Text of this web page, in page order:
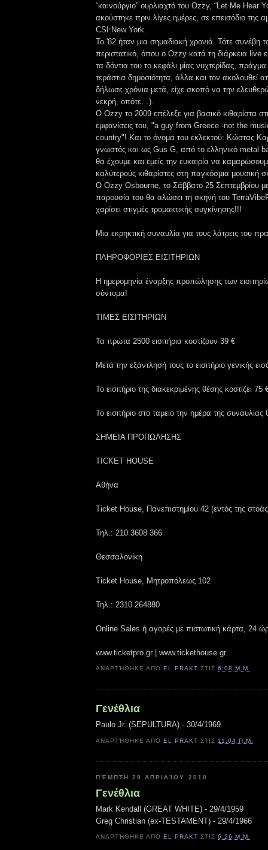
“καινούργιο” ουρλιαχτό του Ozzy, “Let Me Hear
ακούστηκε πριν λίγες ημέρες, σε επεισόδιο της
CSI:New York.
Το '82 ήταν μια σημαδιακή χρονιά. Τότε συνέβη
περιστατικό, όπου ο Ozzy κατά τη διάρκεια live
τα δόντια του το κεφάλι μίας νυχτερίδας,
τεράστια δημοσιότητα, άλλα και τον ακολουθεί
δήλωσε χρόνια μετά, είχε σκοπό να την
νεκρή, οπότε…).
Ο Ozzy το 2009 επέλεξε για βασικό κιθαρίστα
εμφανίσεις του, "a guy from Greece -not the
country"! Και το όνομα του εκλεκτού: Kώστας
γνωστός και ως Gus G, από το ελληνικό metal
θα έχουμε και εμείς την ευκαιρία να
καλύτερούς κιθαρίστες στη παγκόσμια μουσική
Ο Ozzy Osbourne, το Σάββατο 25 Σεπτεμβρίου με
παρουσία του θα αλώσει τη σκηνή του
χαρίσει στιγμές τρομακτικής συγκίνησης!!!
Μια εκρηκτική συναυλία για τους λάτρεις του
ΠΛΗΡΟΦΟΡΙΕΣ ΕΙΣΙΤΗΡΙΩΝ
Η ημερομηνία έναρξης προπώλησης των
σύντομα!
ΤΙΜΕΣ ΕΙΣΙΤΗΡΙΩΝ
Τα πρώτα 2500 εισιτήρια κοστίζουν 39 €
Μετά την εξάντλησή τους το εισιτήριο γενικής
Το εισιτήριο της διακεκριμένης θέσης κοστίζει 75
Το εισιτήριο στο ταμείο την ημέρα της συναυλίας
ΣΗΜΕΙΑ ΠΡΟΠΩΛΗΣΗΣ
TICKET HOUSE
Αθήνα
Ticket House, Πανεπιστημίου 42 (εντός της
Τηλ.: 210 3608 366
Θεσσαλονίκη
Ticket House, Μητροπόλεως 102
Τηλ.: 2310 264880
Online Sales ή αγορές με πιστωτική κάρτα, 24
www.ticketpro.gr | www.tickethouse.gr.
ΑΝΑΡΤΉΘΗΚΕ ΑΠΌEL PRAKT ΣΤΙΣ6:08 Μ.Μ.
Γενέθλια
Paulo Jr. (SEPULTURA) - 30/4/1969
ΑΝΑΡΤΉΘΗΚΕ ΑΠΌEL PRAKT ΣΤΙΣ 11:04 Π.Μ.
ΠΈΜΠΤΗ 29 ΑΠΡΙΛΊΟΥ 2010
Γενέθλια
Mark Kendall (GREAT WHITE) - 29/4/1959
Greg Christian (ex-TESTAMENT) - 29/4/1966
ΑΝΑΡΤΉΘΗΚΕ ΑΠΌ EL PRAKT ΣΤΙΣ6:26 Μ.Μ.